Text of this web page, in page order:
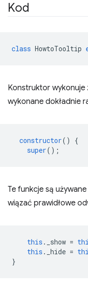
Kod
class HowtoTooltip
Konstruktor wykonuje
wykonane dokładnie
constructor()
{
super();
Te funkcje są
wiązać prawidłowe
this . _show =
this . _hide =
}